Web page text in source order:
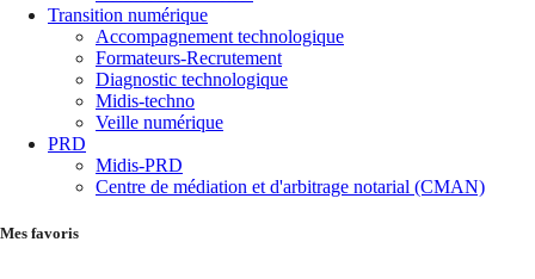
Transition numérique
Accompagnement technologique
Formateurs-Recrutement
Diagnostic technologique
Midis-techno
Veille numérique
PRD
Midis-PRD
Centre de médiation et d'arbitrage notarial (CMAN)
Mes favoris